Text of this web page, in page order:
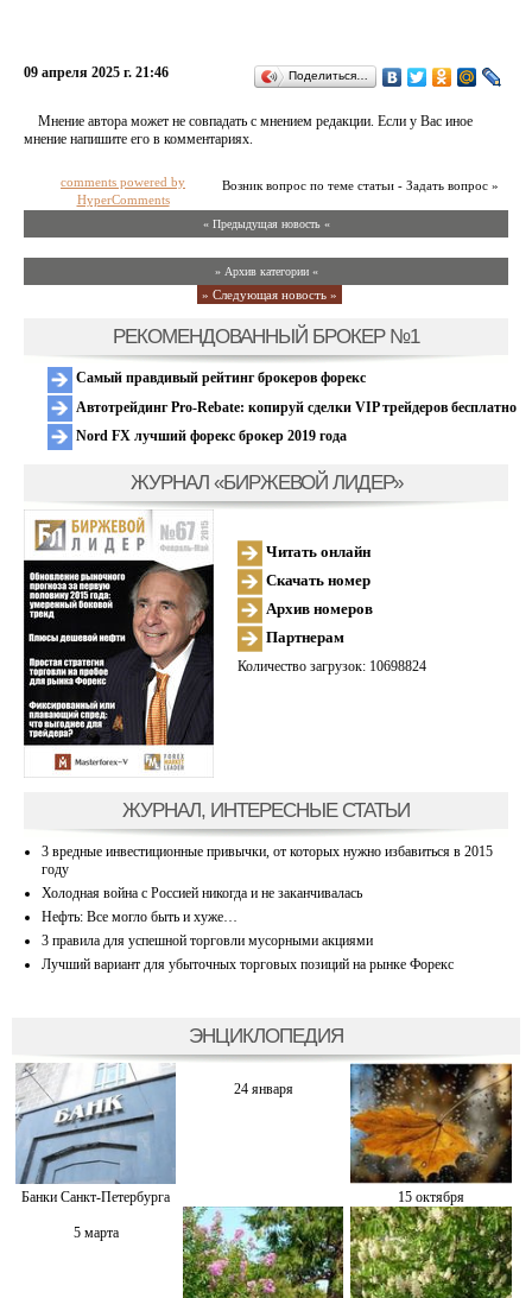
09 апреля 2025 г. 21:46 Поделиться…
Мнение автора может не совпадать с мнением редакции. Если у Вас иное
мнение напишите его в комментариях.
Возник вопрос по теме статьи - Задать вопрос »
comments powered by
HyperComments
« Предыдущая новость «
» Архив категории «
» Следующая новость »
РЕКОМЕНДОВАННЫЙ БРОКЕР №1
Самый правдивый рейтинг брокеров форекс
Автотрейдинг Pro-Rebate: копируй сделки VIP трейдеров бесплатно
Nord FX лучший форекс брокер 2019 года
ЖУРНАЛ «БИРЖЕВОЙ ЛИДЕР»
Читать онлайн
Скачать номер
Архив номеров
Партнерам
Количество загрузок: 10698824
ЖУРНАЛ, ИНТЕРЕСНЫЕ СТАТЬИ
3 вредные инвестиционные привычки, от которых нужно избавиться в 2015
году
Холодная война с Россией никогда и не заканчивалась
Нефть: Все могло быть и хуже…
3 правила для успешной торговли мусорными акциями
Лучший вариант для убыточных торговых позиций на рынке Форекс
ЭНЦИКЛОПЕДИЯ
Банки Санкт-Петербурга
24 января
15 октября
5 марта